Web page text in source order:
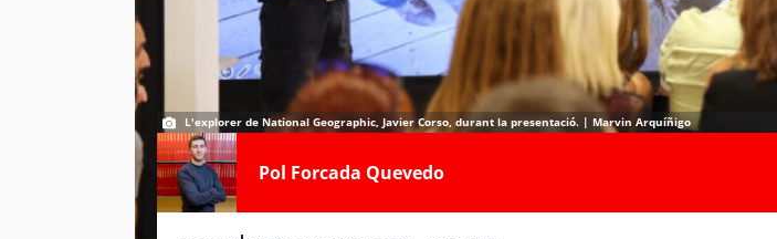
L'explorer de National Geographic, Javier Corso, durant la presentació. | Marvin Arquíñigo
Pol Forcada Quevedo